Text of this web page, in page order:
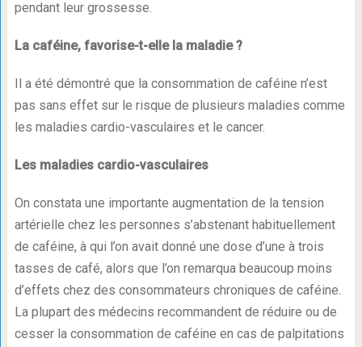
pendant leur grossesse.
La caféine, favorise-t-elle la maladie ?
Il a été démontré que la consommation de caféine n’est
pas sans effet sur le risque de plusieurs maladies comme
les maladies cardio-vasculaires et le cancer.
Les maladies cardio-vasculaires
On constata une importante augmentation de la tension
artérielle chez les personnes s’abstenant habituellement
de caféine, à qui l’on avait donné une dose d’une à trois
tasses de café, alors que l’on remarqua beaucoup moins
d’effets chez des consommateurs chroniques de caféine.
La plupart des médecins recommandent de réduire ou de
cesser la consommation de caféine en cas de palpitations